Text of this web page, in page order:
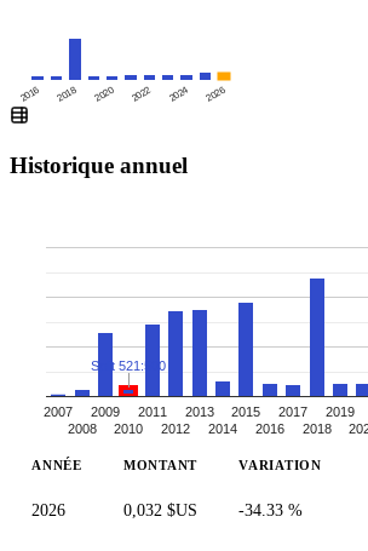
2016 2018 2020 2022 2024 2026
Historique annuel
2007
2008
2009
2010
2011
2012
2013
2014
2015
2016
2017
2018
2019
Split 521:500
ANNÉE MONTANT VARIATION
2026 0,032 $US -34.33 %